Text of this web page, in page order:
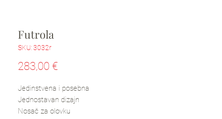
Futrola
SKU: 3032r
283,00 €
Jedinstvena i posebna
Jednostavan dizajn
Nosač za olovku